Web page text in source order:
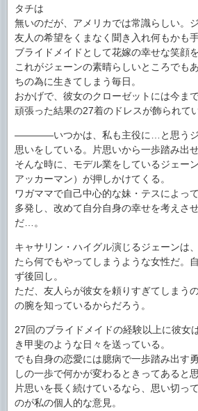
タチは
無いのだが、アメリカでは常識らしい。
友人の希望をくまなく聞き入れ何もかも
ブライドメイドとして花嫁の幸せな笑顔
これがジェーンの素晴らしいところでも
ちの為に生きてしまう毎日。
おかげで、彼女のクローゼットには今ま
頑張った結果の27着のドレスが飾られてい
――――いつかは、私も主役に…と思うジ
思いをしている。片思いから一歩踏み出
そんな時に、モデル業をしているジェー
アッカーマン）が押しかけてくる。
ワガママで自己中心的な妹・テスによっ
多発し、改めて自分自身の幸せを考えさ
だ…。
キャサリン・ハイグル演じるジェーンは
たら何でもやってしまうような女性だ。
ず後回し。
ただ、友人らが彼女を頼りすぎてしまう
の腕を知っているからだろう。
27回のブライドメイドの経験以上に彼女
き甲斐のような日々を送っている。
でも自身の恋愛には臆病で一歩踏み出す
しの一歩で何かが変わるときってあると思
片思いを長く続けているなら、思い切っ
のが私の個人的な意見。